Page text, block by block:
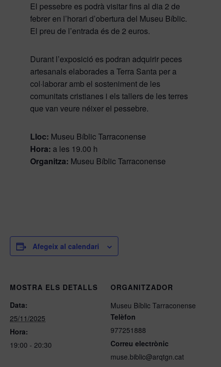
El pessebre es podrà visitar fins al dia 2 de
febrer en l’horari d’obertura del Museu Bíblic.
El preu de l’entrada és de 2 euros.
Durant l’exposició es podran adquirir peces
artesanals elaborades a Terra Santa per a
col·laborar amb el sosteniment de les
comunitats cristianes i els tallers de les terres
que van veure néixer el pessebre.
Lloc: Museu Bíblic Tarraconense
Hora: a les 19.00 h
Organitza: Museu Bíblic Tarraconense
Afegeix al calendari
MOSTRA ELS DETALLS
Data:
25/11/2025
Hora:
19:00 - 20:30
ORGANITZADOR
Museu Bíblic Tarraconense
Telèfon
977251888
Correu electrònic
muse.biblic@arqtgn.cat